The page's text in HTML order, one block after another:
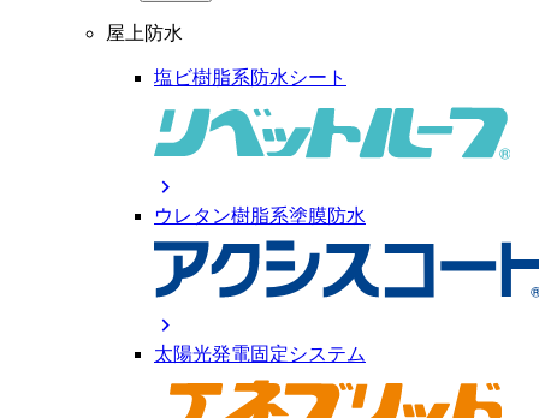
屋上防水
塩ビ樹脂系防水シート
chevron_right
ウレタン樹脂系塗膜防水
chevron_right
太陽光発電固定システム